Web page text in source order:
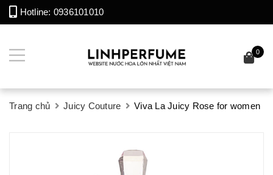
Hotline: 0936101010
0
Trang chủ Juicy Couture Viva La Juicy Rose for women